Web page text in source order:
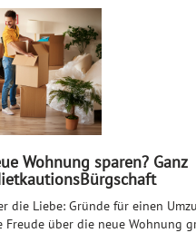
Wohnung sparen? Ganz
die Liebe: Gründe für einen
Freude über die neue Wohnung